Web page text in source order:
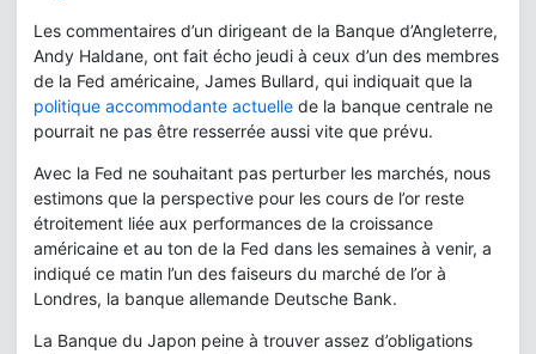
Les commentaires d’un dirigeant de la Banque d’Angleterre,
Andy Haldane, ont fait écho jeudi à ceux d’un des membres
de la Fed américaine, James Bullard, qui indiquait que la
politique accommodante actuelle de la banque centrale ne
pourrait ne pas être resserrée aussi vite que prévu.
Avec la Fed ne souhaitant pas perturber les marchés, nous
estimons que la perspective pour les cours de l’or reste
étroitement liée aux performances de la croissance
américaine et au ton de la Fed dans les semaines à venir, a
indiqué ce matin l’un des faiseurs du marché de l’or à
Londres, la banque allemande Deutsche Bank.
La Banque du Japon peine à trouver assez d’obligations